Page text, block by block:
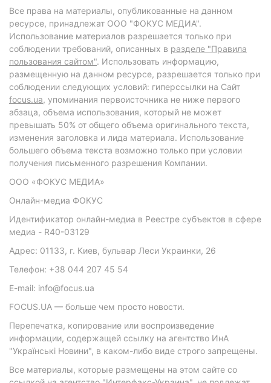
Все права на материалы, опубликованные на данном
ресурсе, принадлежат ООО "ФОКУС МЕДИА".
Использование материалов разрешается только при
соблюдении требований, описанных в разделе "Правила
пользования сайтом". Использовать информацию,
размещенную на данном ресурсе, разрешается только при
соблюдении следующих условий: гиперссылки на Сайт
focus.ua, упоминания первоисточника не ниже первого
абзаца, объема использования, который не может
превышать 50% от общего объема оригинального текста,
изменения заголовка и лида материала. Использование
большего объема текста возможно только при условии
получения письменного разрешения Компании.
ООО «ФОКУС МЕДИА»
Онлайн-медиа ФОКУС
Идентификатор онлайн-медиа в Реестре субъектов в сфере
медиа - R40-03129
Адрес: 01133, г. Киев, бульвар Леси Украинки, 26
Телефон: +38 044 207 45 54
E-mail: info@focus.ua
FOCUS.UA — больше чем просто новости.
Перепечатка, копирование или воспроизведение
информации, содержащей ссылку на агентство ИнА
"Українські Новини", в каком-либо виде строго запрещены.
Все материалы, которые размещены на этом сайте со